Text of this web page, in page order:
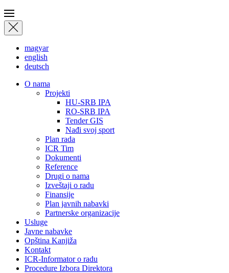
magyar
english
deutsch
О nama
Projekti
HU-SRB IPA
RO-SRB IPA
Tender GIS
Nađi svoj sport
Plan rada
ICR Tim
Dokumenti
Reference
Drugi o nama
Izveštaji o radu
Finansije
Plan javnih nabavki
Partnerske organizacije
Usluge
Javne nabavke
Opština Kanjiža
Kontakt
ICR-Informator o radu
Procedure Izbora Direktora